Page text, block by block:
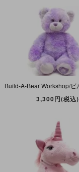
3,300円(税込)